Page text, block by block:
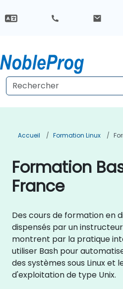
Accueil Formation Linux
Formation
France
Des cours de formation en
dispensés par un
montrent par la pratique
utiliser Bash pour
des systèmes sous Linux et
d'exploitation de type Unix.